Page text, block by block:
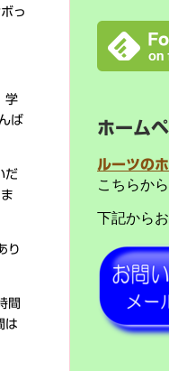
っ
学
ば
だ
り
間
は
ホーム
ルーツの
こちらか
下記から